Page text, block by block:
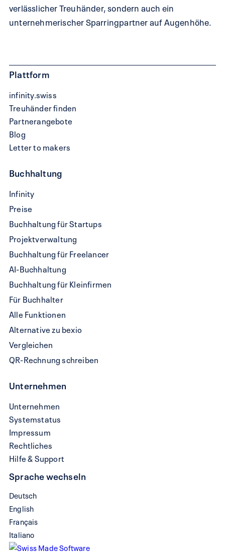
verlässlicher Treuhänder, sondern auch ein
unternehmerischer Sparringpartner auf Augenhöhe.
Plattform
infinity.swiss
Treuhänder finden
Partnerangebote
Blog
Letter to makers
Buchhaltung
Infinity
Preise
Buchhaltung für Startups
Projektverwaltung
Buchhaltung für Freelancer
AI-Buchhaltung
Buchhaltung für Kleinfirmen
QR-
Rechnung
schreiben
Für Buchhalter
Alle Funktionen
Alternative zu bexio
Vergleichen
QR-Rechnung schreiben
Unternehmen
Unternehmen
Systemstatus
Impressum
Rechtliches
Hilfe & Support
Sprache wechseln
Deutsch
English
Français
Italiano